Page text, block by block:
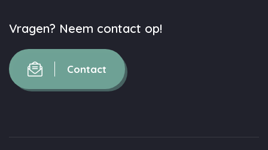
Vragen? Neem contact op!
Contact